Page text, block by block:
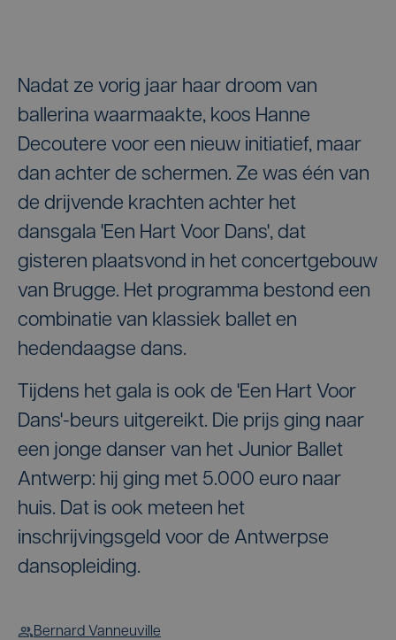
Nadat ze vorig jaar haar droom van
ballerina waarmaakte, koos Hanne
Decoutere voor een nieuw initiatief, maar
dan achter de schermen. Ze was één van
de drijvende krachten achter het
dansgala 'Een Hart Voor Dans', dat
gisteren plaatsvond in het concertgebouw
van Brugge. Het programma bestond een
combinatie van klassiek ballet en
hedendaagse dans.
Tijdens het gala is ook de 'Een Hart Voor
Dans'-beurs uitgereikt. Die prijs ging naar
een jonge danser van het Junior Ballet
Antwerp: hij ging met 5.000 euro naar
huis. Dat is ook meteen het
inschrijvingsgeld voor de Antwerpse
dansopleiding.
Bernard Vanneuville